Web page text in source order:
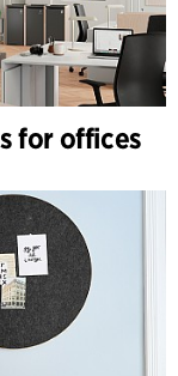
for offices